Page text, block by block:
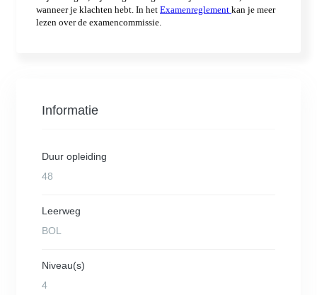
Informatie
Duur opleiding
48
Leerweg
BOL
Niveau(s)
4